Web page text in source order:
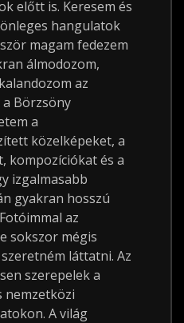
előtt is. Keresem és
hangulatok
magam fedezem
álmodozom,
az
Börzsöny
a
közelképeket, a
kompozíciókat és a
izgalmasabb
gyakran hosszú
az
sokszor mégis
láttatni. Az
szerepelek a
nemzetközi
A világ